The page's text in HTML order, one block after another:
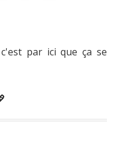
par ici que ça se